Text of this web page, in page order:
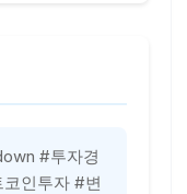
#투자경
인투자 #변